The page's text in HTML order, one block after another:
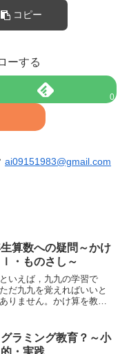
コピー
ーする
0
ai09151983@gmail.com
算数への疑問～かけ
・ものさし～
いえば，九九の学習で
だ九九を覚えればいいと
りません。かけ算を教え
ついても少しご紹介させ
。
ラミング教育？～小
・実践